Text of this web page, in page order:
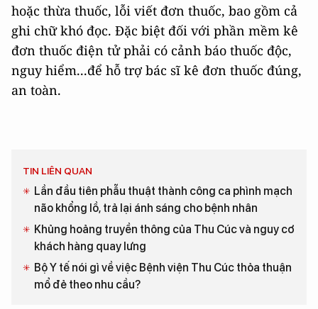
hoặc thừa thuốc, lỗi viết đơn thuốc, bao gồm cả
ghi chữ khó đọc. Đặc biệt đối với phần mềm kê
đơn thuốc điện tử phải có cảnh báo thuốc độc,
nguy hiểm...để hỗ trợ bác sĩ kê đơn thuốc đúng,
an toàn.
TIN LIÊN QUAN
Lần đầu tiên phẫu thuật thành công ca phình mạch
não khổng lồ, trả lại ánh sáng cho bệnh nhân
Khủng hoảng truyền thông của Thu Cúc và nguy cơ
khách hàng quay lưng
Bộ Y tế nói gì về việc Bệnh viện Thu Cúc thỏa thuận
mổ đẻ theo nhu cầu?